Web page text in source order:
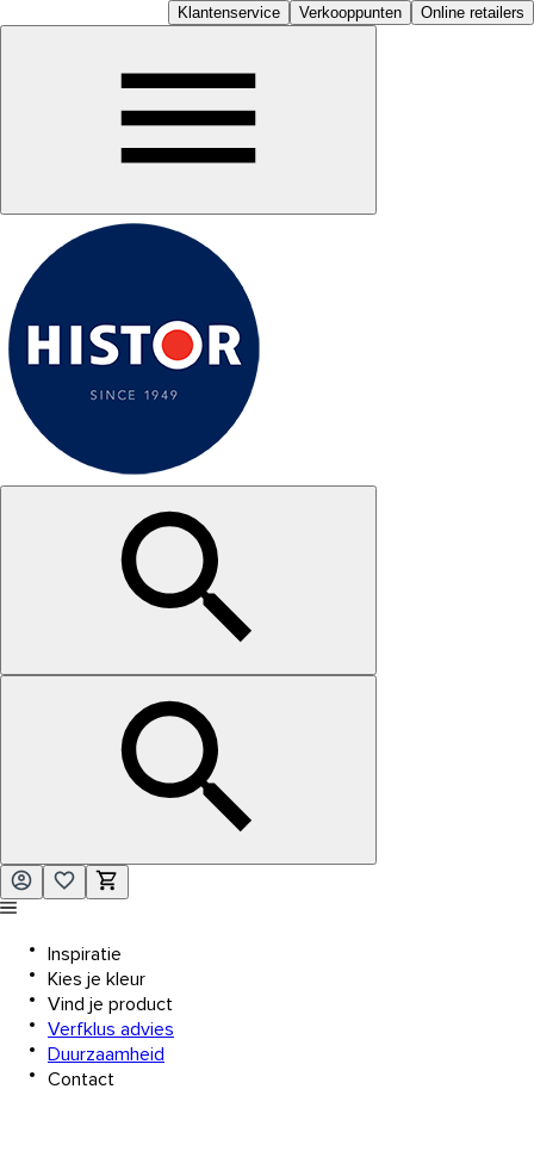
Klantenservice Verkooppunten Online retailers
Inspiratie
Kies je kleur
Vind je product
Verfklus advies
Duurzaamheid
Contact